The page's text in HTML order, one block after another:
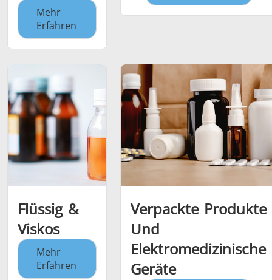
Mehr
Erfahren
Flüssig &
Viskos
Mehr
Erfahren
Verpackte Produkte
Und
Elektromedizinische
Geräte